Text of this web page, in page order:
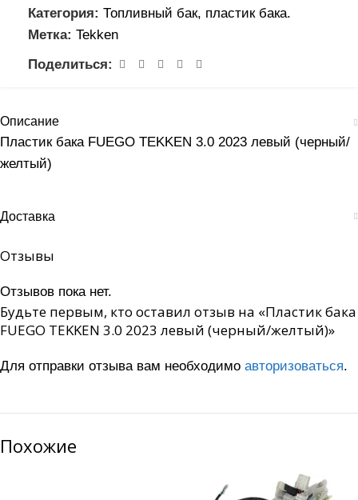
Категория: Топливный бак, пластик бака.
Метка: Tekken
Поделиться:
Описание
Пластик бака FUEGO TEKKEN 3.0 2023 левый (черный/
желтый)
Доставка
Отзывы
Отзывов пока нет.
Будьте первым, кто оставил отзыв на «Пластик бака
FUEGO TEKKEN 3.0 2023 левый (черный/желтый)»
Для отправки отзыва вам необходимо авторизоваться.
Похожие